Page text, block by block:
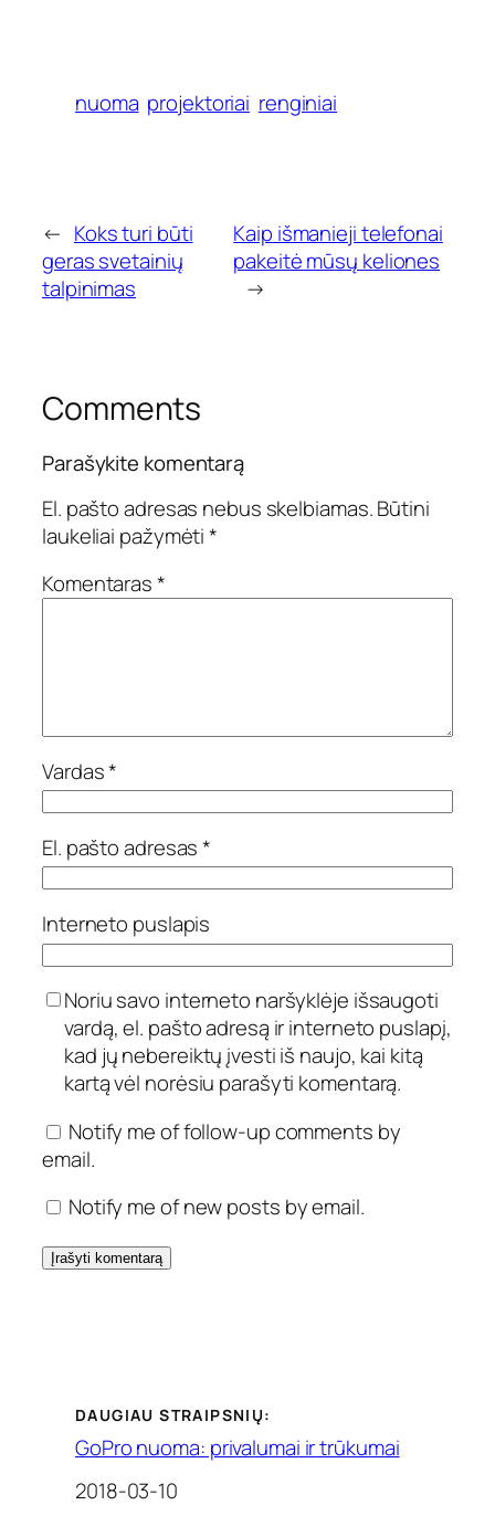
nuoma projektoriai renginiai
← Koks turi būti
geras svetainių
talpinimas
Kaip išmanieji telefonai
pakeitė mūsų keliones
→
Comments
Parašykite komentarą
El. pašto adresas nebus skelbiamas.Būtini
laukeliai pažymėti*
Komentaras*
Vardas*
El. pašto adresas*
Interneto puslapis
Noriu savo interneto naršyklėje išsaugoti
vardą, el. pašto adresą ir interneto puslapį,
kad jų nebereiktų įvesti iš naujo, kai kitą
kartą vėl norėsiu parašyti komentarą.
Notify me of follow-up comments by
email.
Notify me of new posts by email.
DAUGIAU STRAIPSNIŲ:
GoPro nuoma: privalumai ir trūkumai
Date
2018-03-10